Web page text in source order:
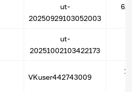
ut-
20250929103052003
ut-
20251002103422173
VKuser442743009